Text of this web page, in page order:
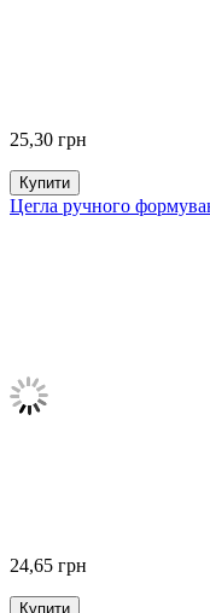
25,30 грн
Купити
Цегла ручного
24,65 грн
Купити